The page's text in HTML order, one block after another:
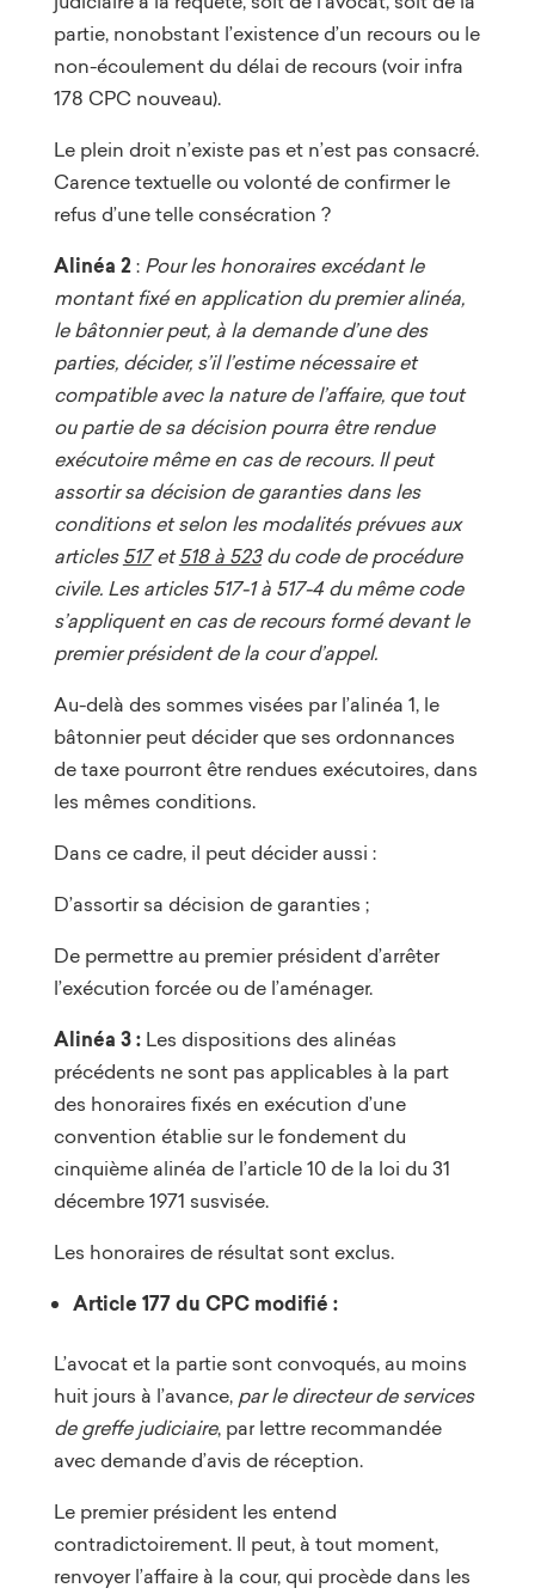
partie, nonobstant l’existence d’un recours ou le
non-écoulement du délai de recours (voir infra
178 CPC nouveau).
Le plein droit n’existe pas et n’est pas consacré.
Carence textuelle ou volonté de confirmer le
refus d’une telle consécration ?
Alinéa 2: Pour les honoraires excédant le
montant fixé en application du premier alinéa,
le bâtonnier peut, à la demande d’une des
parties, décider, s’il l’estime nécessaire et
compatible avec la nature de l’affaire, que tout
ou partie de sa décision pourra être rendue
exécutoire même en cas de recours. Il peut
assortir sa décision de garanties dans les
conditions et selon les modalités prévues aux
articles517et518 à 523du code de procédure
civile. Les articles 517-1 à 517-4 du même code
s’appliquent en cas de recours formé devant le
premier président de la cour d’appel.
Au-delà des sommes visées par l’alinéa 1, le
bâtonnier peut décider que ses ordonnances
de taxe pourront être rendues exécutoires, dans
les mêmes conditions.
Dans ce cadre, il peut décider aussi :
D’assortir sa décision de garanties ;
De permettre au premier président d’arrêter
l’exécution forcée ou de l’aménager.
Alinéa 3 : Les dispositions des alinéas
précédents ne sont pas applicables à la part
des honoraires fixés en exécution d’une
convention établie sur le fondement du
cinquième alinéa de l’article 10 de la loi du 31
décembre 1971 susvisée.
Les honoraires de résultat sont exclus.
Article 177 du CPC modifié :
L’avocat et la partie sont convoqués, au moins
huit jours à l’avance, par le directeur de services
de greffe judiciaire, par lettre recommandée
avec demande d’avis de réception.
Le premier président les entend
contradictoirement. Il peut, à tout moment,
renvoyer l’affaire à la cour, qui procède dans les